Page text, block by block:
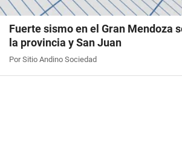
Fuerte sismo en el Gran Mendoza
la provincia y San Juan
Por Sitio Andino Sociedad